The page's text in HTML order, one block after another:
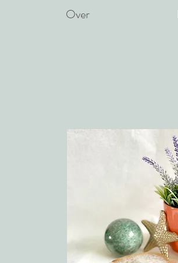
Over